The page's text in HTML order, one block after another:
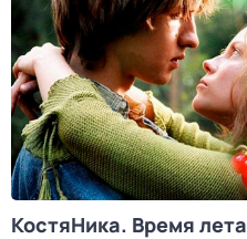
КостяНика. Время лета